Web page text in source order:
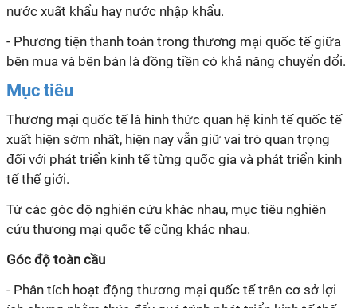
nước xuất khẩu hay nước nhập khẩu.
- Phương tiện thanh toán trong thương mại quốc tế giữa
bên mua và bên bán là đồng tiền có khả năng chuyển đổi.
Mục tiêu
Thương mại quốc tế là hình thức quan hệ kinh tế quốc tế
xuất hiện sớm nhất, hiện nay vẫn giữ vai trò quan trọng
đối với phát triển kinh tế từng quốc gia và phát triển kinh
tế thế giới.
Từ các góc độ nghiên cứu khác nhau, mục tiêu nghiên
cứu thương mại quốc tế cũng khác nhau.
Góc độ toàn cầu
- Phân tích hoạt động thương mại quốc tế trên cơ sở lợi